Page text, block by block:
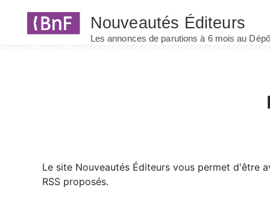
Le site Nouveautés Éditeurs vous permet d'être
RSS proposés.